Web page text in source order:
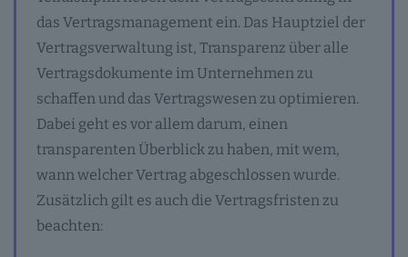
das Vertragsmanagement ein. Das Hauptziel der
Vertragsverwaltung ist, Transparenz über alle
Vertragsdokumente im Unternehmen zu
schaffen und das Vertragswesen zu optimieren.
Dabei geht es vor allem darum, einen
transparenten Überblick zu haben, mit wem,
wann welcher Vertrag abgeschlossen wurde.
Zusätzlich gilt es auch die Vertragsfristen zu
beachten: